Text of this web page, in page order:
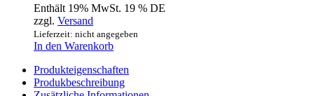
Enthält 19% MwSt. 19 % DE
zzgl. Versand
Lieferzeit: nicht angegeben
In den Warenkorb
Produkteigenschaften
Produkbeschreibung